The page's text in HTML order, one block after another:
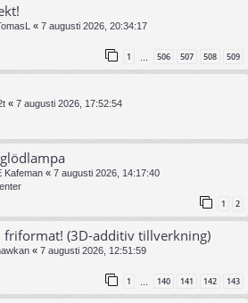
« 7 augusti 2026, 20:34:17
1 506 507 508 509
« 7 augusti 2026, 17:52:54
Kafeman « 7 augusti 2026, 14:17:40
1 2
friformat! (3D-additiv tillverkning)
« 7 augusti 2026, 12:51:59
1 … 140 141 142 143